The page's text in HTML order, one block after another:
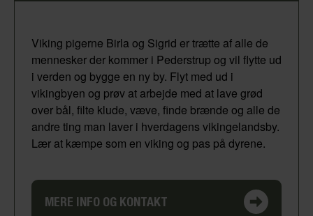
Viking pigerne Birla og Sigrid er trætte af alle de
mennesker der kommer i Pederstrup og vil flytte ud
i verden og bygge en ny by. Flyt med ud i
vikingbyen og prøv at arbejde med at lave grød
over bål, filte klude, væve, finde brænde og alle de
andre ting man laver i hverdagens vikingelandsby.
Lær at kæmpe som en viking og pas på dyrene.
MERE INFO OG KONTAKT